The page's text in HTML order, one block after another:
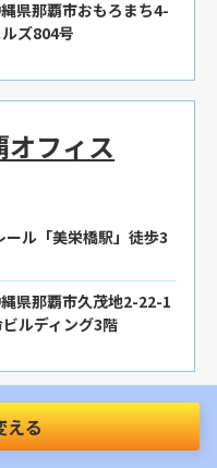
県那覇市おもろまち4-
ズ804号
フィス
ール「美栄橋駅」徒歩3
県那覇市久茂地2-22-1
ルディング3階
える